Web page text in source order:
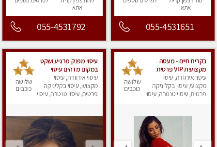
אתא
055-4531651
אתא
055-4531792
בקרית חיים - מעסה
מקצועית VIP פרטית
ומיוחדת בחיפה מומלץ
מאוד !!!
עיסוי אירוודה, עיסוי
מקצועי, עיסוי בקליניקה
פרטית, עיסוי טנטרה, עיסוי
שלושה
כוכבים
עיסוי מפנק מרגיע ושקט
במקום מדהים עיסוי
מושקע מאוד
עיסוי אירוודה, עיסוי
מקצועי, עיסוי בקליניקה
פרטית, עיסוי טנטרה, עיסוי
שלושה
כוכבים